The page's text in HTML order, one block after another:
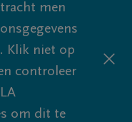
men
Klik niet op
controleer
om dit te